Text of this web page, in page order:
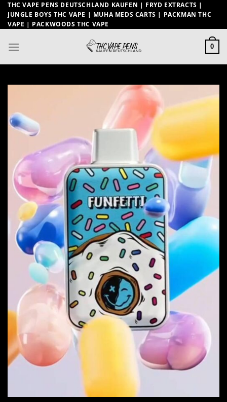
Zum
Inhalt
springen
THC VAPE PENS DEUTSCHLAND KAUFEN | FRYD EXTRACTS |
JUNGLE BOYS THC VAPE | MUHA MEDS CARTS | PACKMAN THC
VAPE | PACKWOODS THC VAPE
0